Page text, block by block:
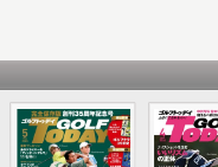
ャンピオンが
Mathew
マネどころ